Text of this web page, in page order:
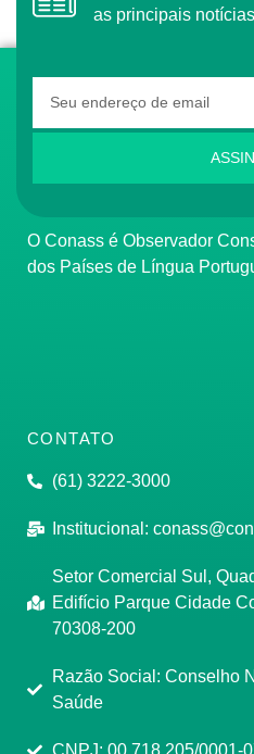
as principais
O Conass é Observador Consultivo da Comunidade
dos Países de Língua
CONTATO
(61) 3222-3000
Institucional:
Setor Comercial Sul,
Edifício Parque Cidade
70308-200
Razão Social: Conselho
Saúde
CNPJ: 00.718.205/0001-